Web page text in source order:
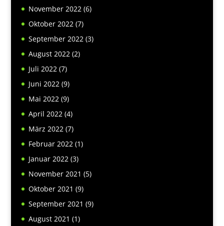
November 2022(6)
Oktober 2022(7)
September 2022(3)
August 2022(2)
Juli 2022(7)
Juni 2022(9)
Mai 2022(9)
April 2022(4)
März 2022(7)
Februar 2022(1)
Januar 2022(3)
November 2021 (5)
Oktober 2021 (9)
September 2021 (9)
August 2021 (1)